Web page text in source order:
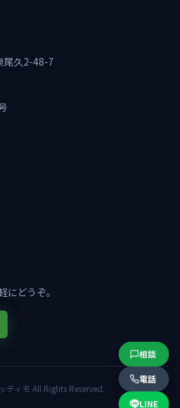
相談
電話
LINE
尾久2-48-7
どうぞ。
ティモ All Rights Reserved.